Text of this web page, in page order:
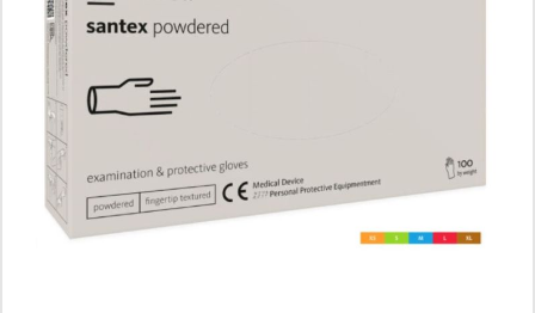
Producent: MERCATOR